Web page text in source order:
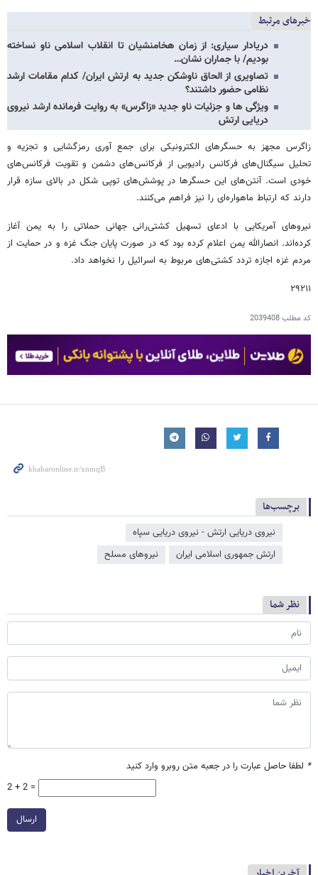
خبرهای مرتبط
دریادار سیاری: از زمان هخامنشیان تا انقلاب اسلامی ناو نساخته
بودیم/ با جماران نشان…
تصاویری از الحاق ناوشکن جدید به ارتش ایران/ کدام مقامات ارشد
نظامی حضور داشتند؟
ویژگی ها و جزئیات ناو جدید «زاگرس» به روایت فرمانده ارشد نیروی
دریایی ارتش
زاگرس مجهز به حسگرهای الکترونیکی برای جمع آوری رمزگشایی و تجزیه و
تحلیل سیگنال‌های فرکانس رادیویی از فرکانس‌های دشمن و تقویت فرکانس‌های
خودی است. آنتن‌های این حسگرها در پوشش‌های توپی شکل در بالای سازه قرار
دارند که ارتباط ماهواره‌ای را نیز فراهم می‌کنند.
نیروهای آمریکایی با ادعای تسهیل کشتی‌رانی جهانی حملاتی را به یمن آغاز
کرده‌اند. انصارالله یمن اعلام کرده بود که در صورت پایان جنگ غزه و در حمایت از
مردم غزه اجازه تردد کشتی‌های مربوط به اسرائیل را نخواهد داد.
۲۹۲۱۱
کد مطلب2039408
برچسب‌ها
نیروی دریایی ارتش - نیروی دریایی سپاه
ارتش جمهوری اسلامی ایران
نیروهای مسلح
نظر شما
* لطفا حاصل عبارت را در جعبه متن روبرو وارد کنید
2 + 2 =
ارسال